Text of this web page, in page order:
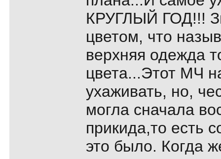
КРУГЛЫЙ ГОД!!!
цветом, что
верхняя одежда
цвета...Этот МЧ
ухаживать, но,
могла сначала
прикида,то есть
это было. Когда